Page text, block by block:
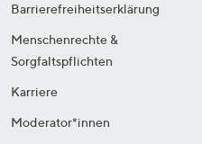
Barrierefreiheitserklärung
Menschenrechte &
Sorgfaltspflichten
Karriere
Moderator*innen